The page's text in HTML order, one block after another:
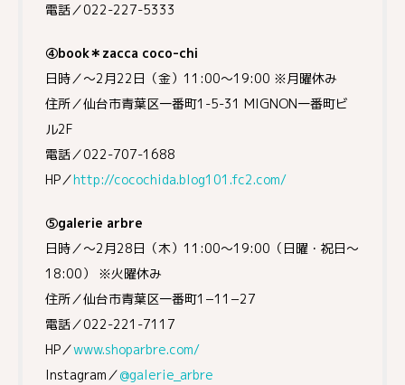
電話／022-227-5333
④book＊zacca coco-chi
日時／～2月22日（金）11:00～19:00 ※月曜休み
住所／仙台市青葉区一番町1-5-31 MIGNON一番町ビ
ル2F
電話／022-707-1688
HP／http://cocochida.blog101.fc2.com/
⑤galerie arbre
日時／～2月28日（木）11:00～19:00（日曜・祝日～
18:00） ※火曜休み
住所／仙台市青葉区一番町1−11−27
電話／022-221-7117
HP／www.shoparbre.com/
Instagram／@galerie_arbre